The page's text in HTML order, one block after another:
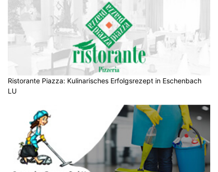
Ristorante Piazza: Kulinarisches Erfolgsrezept in Eschenbach
LU